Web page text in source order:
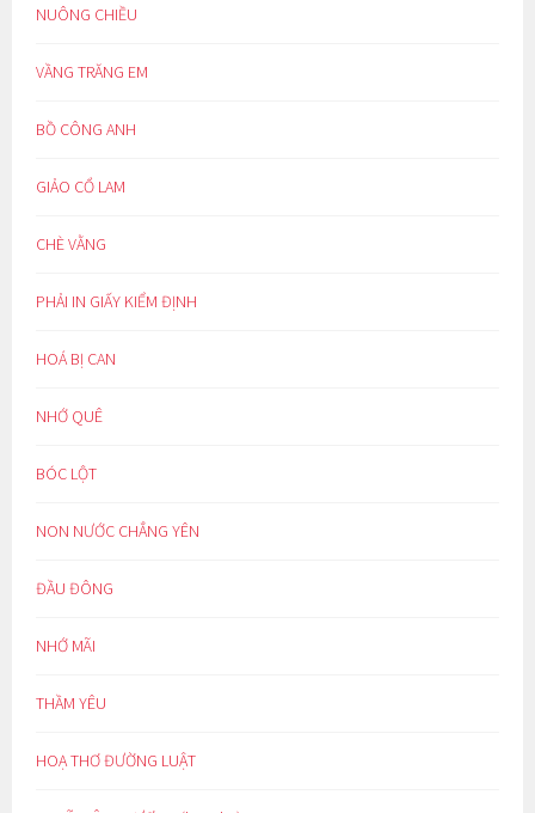
NUÔNG CHIỀU
VẦNG TRĂNG EM
BỒ CÔNG ANH
GIẢO CỔ LAM
CHÈ VẰNG
PHẢI IN GIẤY KIỂM ĐỊNH
HOÁ BỊ CAN
NHỚ QUÊ
BÓC LỘT
NON NƯỚC CHẲNG YÊN
ĐẦU ĐÔNG
NHỚ MÃI
THẦM YÊU
HOẠ THƠ ĐƯỜNG LUẬT